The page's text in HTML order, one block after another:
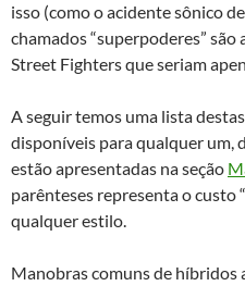
isso (como o acidente sônico de
chamados “superpoderes”
Street Fighters que seriam
A seguir temos uma lista destas
disponíveis para qualquer um,
estão apresentadas na seção
parênteses representa o custo
qualquer estilo.
Manobras comuns de híbridos